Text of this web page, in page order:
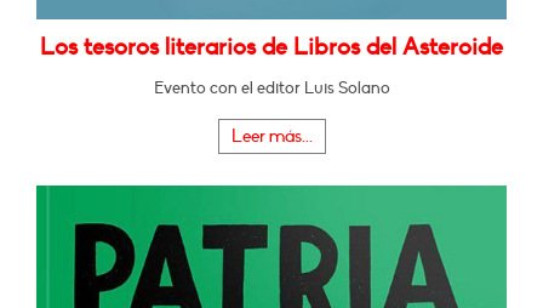
Los tesoros literarios de Libros del Asteroide
Evento con el editor Luis Solano
Leer más...